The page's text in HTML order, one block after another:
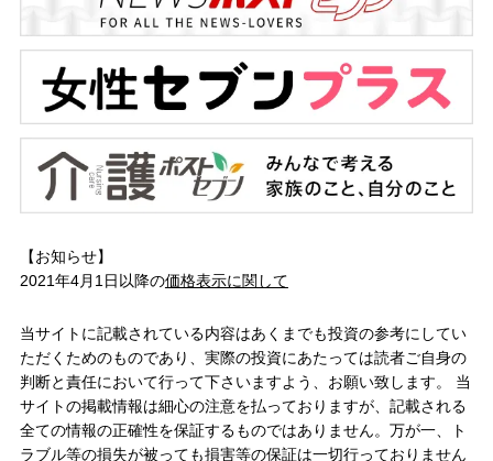
【お知らせ】
2021年4月1日以降の価格表示に関して
当サイトに記載されている内容はあくまでも投資の参考にしてい
ただくためのものであり、実際の投資にあたっては読者ご自身の
判断と責任において行って下さいますよう、お願い致します。 当
サイトの掲載情報は細心の注意を払っておりますが、記載される
全ての情報の正確性を保証するものではありません。万が一、ト
ラブル等の損失が被っても損害等の保証は一切行っておりません